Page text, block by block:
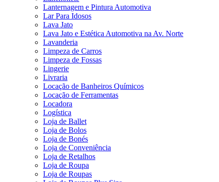
Lanternagem e Pintura Automotiva
Lar Para Idosos
Lava Jato
Lava Jato e Estética Automotiva na Av. Norte
Lavanderia
Limpeza de Carros
Limpeza de Fossas
Lingerie
Livraria
Locação de Banheiros Químicos
Locação de Ferramentas
Locadora
Logística
Loja de Ballet
Loja de Bolos
Loja de Bonés
Loja de Conveniência
Loja de Retalhos
Loja de Roupa
Loja de Roupas